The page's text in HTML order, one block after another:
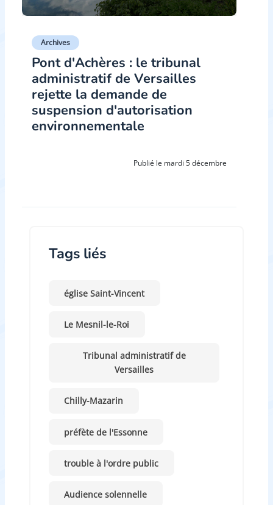
Archives
Pont d'Achères : le tribunal
administratif de Versailles
rejette la demande de
suspension d'autorisation
environnementale
Publié le mardi 5 décembre
Tags liés
église Saint-Vincent
Le Mesnil-le-Roi
Tribunal administratif de
Versailles
Chilly-Mazarin
préfète de l'Essonne
trouble à l'ordre public
Audience solennelle